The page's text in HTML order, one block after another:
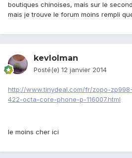
boutiques chinoises, mais sur le
mais je trouve le forum moins rempli
kevlolman
Posté(e) 12 janvier 2014
http://www.tinydeal.com/fr/zopo-
422-octa-core-phone-p-116007.html
le moins cher ici